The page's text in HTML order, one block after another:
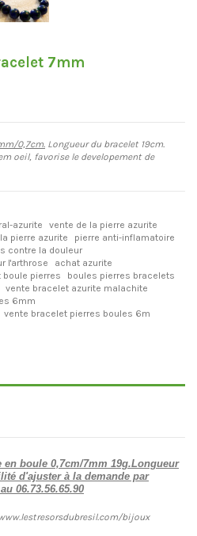
7mm
0,7cm. Longueur du bracelet 19cm.
oeil, favorise le developement de
azurite
vente de la pierre azurite
pierre azurite
pierre anti-inflamatoire
contre la douleur
l'arthrose
achat azurite
boule pierres
boules pierres bracelets
vente bracelet azurite malachite
6mm
vente bracelet pierres boules 6m
en boule 0,7cm/7mm 19g.Longueur
d'ajuster à la demande par
06.73.56.65.90
: www.lestresorsdubresil.com/bijoux